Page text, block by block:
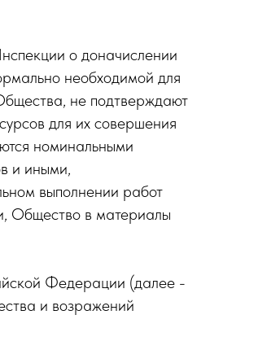
о доначислении
необходимой для
не подтверждают
для их совершения
номинальными
и иными,
выполнении работ
Общество в материалы
Федерации (далее -
и возражений